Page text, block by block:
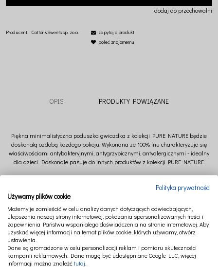
dodaj do przechowalni
Producent: Cotton&Sweets sp. zo.o.
zapytaj o produkt
poleć znajomemu
OPIS PRODUKTY POWIĄZANE
Piękna minimalistyczna poduszka gwiazdka z kolekcji PURE NATURE będzie
doskonałą ozdobą każdego pokoju. Wykonana ze 100% lnu charakteryzuje się
właściwościami antybakteryjnymi, antygrzybicznymi, antyalergicznymi - idealny
dla dzieci. Doskonale pasuje do innych produktów z kolekcji PURE NATURE.
Polityka prywatności
Używamy plików cookie
Możemy je zamieścić w celu analizy danych dotyczących odwiedzających,
ulepszenia naszej strony internetowej, pokazania spersonalizowanych treści i
zapewnienia Państwu wspaniałego doświadczenia na stronie internetowej. Aby
uzyskać więcej informacji na temat plików cookie, których używamy, otwórz
ustawienia.
Dane są gromadzone w celu personalizacji reklam i pomiaru skuteczności
kampanii reklamowych. Dane mogą być udostępniane Google LLC, więcej
informacji można znaleźć tutaj